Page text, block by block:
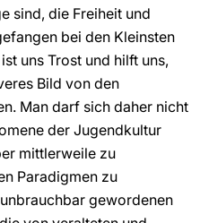
sind, die Freiheit und
bei den Kleinsten
uns Trost und hilft uns,
Bild von den
Man darf sich daher nicht
der Jugendkultur
mittlerweile zu
Paradigmen zu
gewordenen